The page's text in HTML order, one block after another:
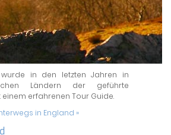
in den letzten Jahren in
Ländern der geführte
erfahrenen Tour Guide.
in England »